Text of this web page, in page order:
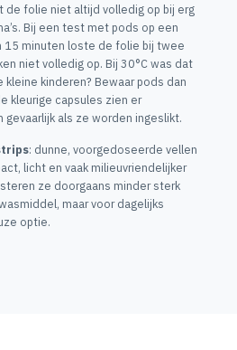
de folie niet altijd volledig op bij erg
Bij een test met pods op een
15 minuten loste de folie bij twee
niet volledig op. Bij 30°C was dat
kleine kinderen? Bewaar pods dan
kleurige capsules zien er
gevaarlijk als ze worden ingeslikt.
: dunne, voorgedoseerde vellen
licht en vaak milieuvriendelijker
ze doorgaans minder sterk
maar voor dagelijks
optie.